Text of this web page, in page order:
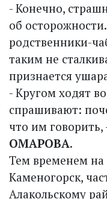
- Конечно,
об
родственники-
таким не
признается
- Кругом ходят
спрашивают:
что им говорить,
ОМАРОВА.
Тем временем на
Каменогорск,
Алакольскому